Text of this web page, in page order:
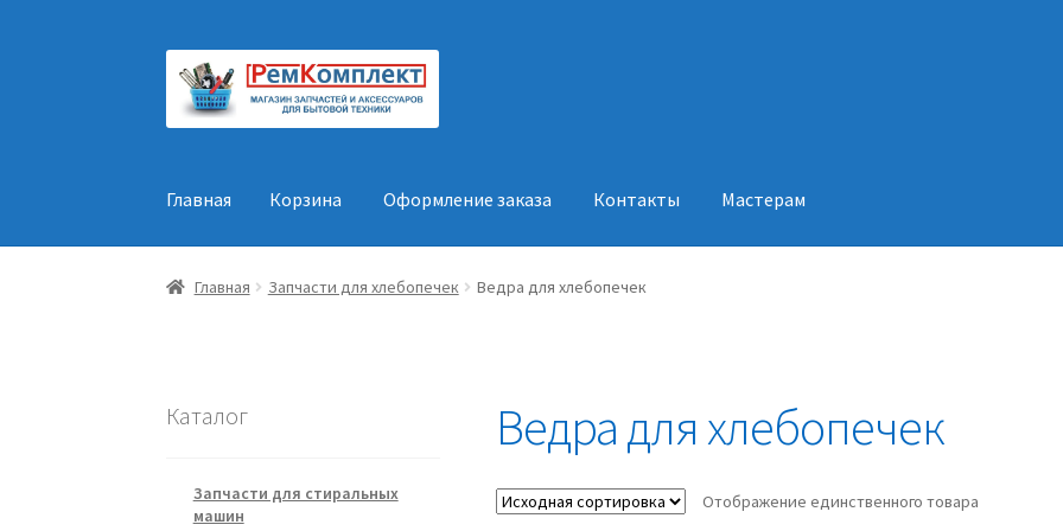
Перейти
навигации
Перейти
содержимому
Главная Корзина Оформление заказа Контакты Мастерам
Главная Оформление заказа Мастерам
Главная Запчасти для хлебопечек Ведра для хлебопечек
Ведра для хлебопечек
Отображение единственного товара
Каталог
Запчасти для стиральных
машин